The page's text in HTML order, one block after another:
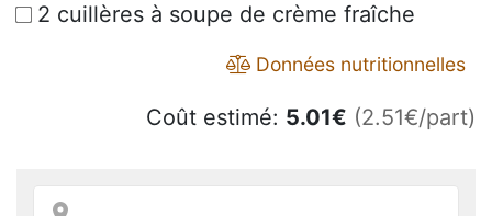
2 cuillères à soupe de crème fraîche
Données nutritionnelles
Coût estimé: 5.01€ (2.51€/part)